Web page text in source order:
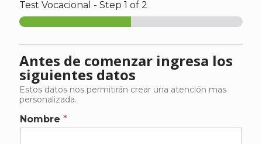
Test Vocacional - Step 1 of 2
Antes de comenzar ingresa los
siguientes datos
Estos datos nos permitirán crear una atención mas
personalizada.
Nombre *